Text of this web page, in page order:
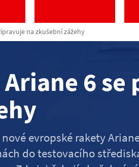
na zkušební zážehy
6
evropské rakety
do testovacího